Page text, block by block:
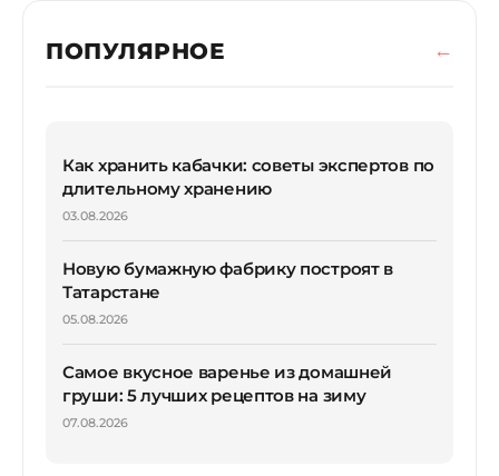
ПОПУЛЯРНОЕ
Как хранить кабачки: советы экспертов по
длительному хранению
03.08.2026
Новую бумажную фабрику построят в
Татарстане
05.08.2026
Самое вкусное варенье из домашней
груши: 5 лучших рецептов на зиму
07.08.2026